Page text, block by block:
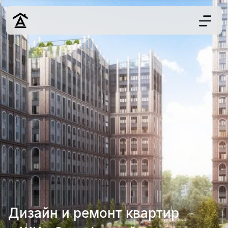
Дизайн
Ремонт
Цены
Наши работы
О нас
Контакты
г. Москва
8 (495) 109-
22-59
Обсудить
Дизайн и ремонт квартир